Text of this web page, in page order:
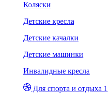
Коляски
Детские кресла
Детские качалки
Детские машинки
Инвалидные кресла
Для спорта и отдыха 1